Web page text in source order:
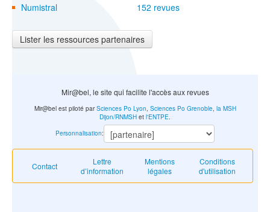
Numistral
152 revues
Lister les ressources partenaires
Mir@bel, le site qui facilite l'accès aux revues
Contact
Lettre
d’information
Mentions
légales
Conditions
d'utilisation
Mir@bel est piloté parSciences Po Lyon, Sciences Po Grenoble, la MSH
Dijon/RNMSH et l'ENTPE.
Personnalisation: